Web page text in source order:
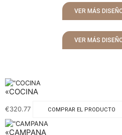
VER MÁS
VER MÁS
«COCINA
€320.77 COMPRAR EL PRODUCTO
«CAMPANA